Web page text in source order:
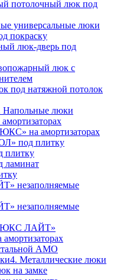
потолочный люк под
универсальные люки
покраску
люк-дверь под
люк с
натяжной потолок
Напольные люки
на амортизаторах
под плитку
незаполняемые
незаполняемые
ЛАЙТ»
АМО
4. Металлические люки
на замке